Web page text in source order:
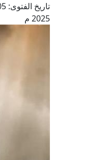
تاريخ الفتوى:
2025 م